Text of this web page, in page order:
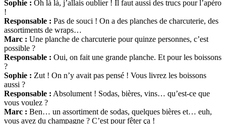
Sophie : Oh là là, j’allais oublier ! Il faut aussi des trucs pour l’apéro
!
Responsable : Pas de souci ! On a des planches de charcuterie, des
assortiments de wraps…
Marc : Une planche de charcuterie pour quinze personnes, c’est
possible ?
Responsable : Oui, on fait une grande planche. Et pour les boissons
?
Sophie : Zut ! On n’y avait pas pensé ! Vous livrez les boissons
aussi ?
Responsable : Absolument ! Sodas, bières, vins… qu’est-ce que
vous voulez ?
Marc : Ben… un assortiment de sodas, quelques bières et… euh,
vous avez du champagne ? C’est pour fêter ça !